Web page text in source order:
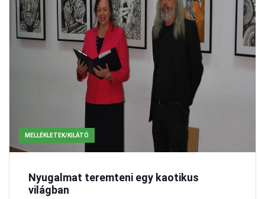
MELLÉKLETEK/KILÁTÓ
Nyugalmat teremteni egy kaotikus
világban